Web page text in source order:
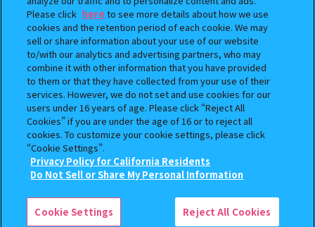
検索中の商品
仮面にゃいだー その4
7.5km
＃C-pla 渋谷センター街
東京都渋谷区宇田川町21-8渋谷平和ビル
7.8km
取扱商品
ガチャガチャの森樹モールプラザ店
埼玉県川口市栄町3-13-1樹モールプラザ1F 107-2
8.2km
取扱商品
ガシャポンバンダイオフィシャルショップ東
京ソラマチ店
東京都墨田区押上一丁目1番2号 東京ソラマチスカイツリータ
ウン4F イーストヤード 10 番地
取扱商品
Please click here to see more details about how we use
cookies and the retention period of each cookie. We may
sell or share information about your use of our website
to/with our analytics and advertising partners, who may
combine it with other information that you have provided
to them or that they have collected from your use of their
services. However, we do not set and use cookies for our
users under 16 years of age. Please click “Reject All
Cookies” if you are under the age of 16 or to reject all
cookies. To customize your cookie settings, please click
“Cookie Settings”.
Privacy Policy for California Residents
Do Not Sell or Share My Personal Information
Cookie Settings Reject All Cookies